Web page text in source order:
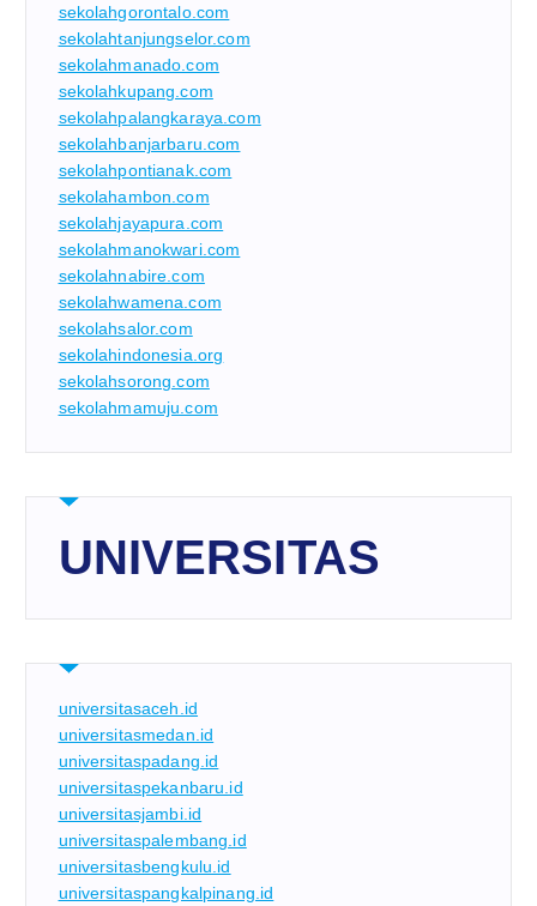
sekolahgorontalo.com
sekolahtanjungselor.com
sekolahmanado.com
sekolahkupang.com
sekolahpalangkaraya.com
sekolahbanjarbaru.com
sekolahpontianak.com
sekolahambon.com
sekolahjayapura.com
sekolahmanokwari.com
sekolahnabire.com
sekolahwamena.com
sekolahsalor.com
sekolahindonesia.org
sekolahsorong.com
sekolahmamuju.com
UNIVERSITAS
universitasaceh.id
universitasmedan.id
universitaspadang.id
universitaspekanbaru.id
universitasjambi.id
universitaspalembang.id
universitasbengkulu.id
universitaspangkalpinang.id